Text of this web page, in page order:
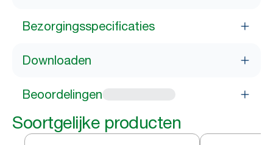
Bezorgingsspecificaties
Downloaden
Beoordelingen
Soortgelijke producten